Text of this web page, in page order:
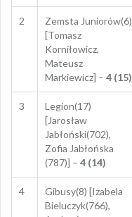
2
Zemsta Juniorów(6)
[Tomasz
Korniłowicz,
Mateusz
Markiewicz] – 4 (15)
3
Legion(17)
[Jarosław
Jabłoński(702),
Zofia Jabłońska
(787)] – 4 (14)
4
Gibusy(8) [Izabela
Bieluczyk(766),